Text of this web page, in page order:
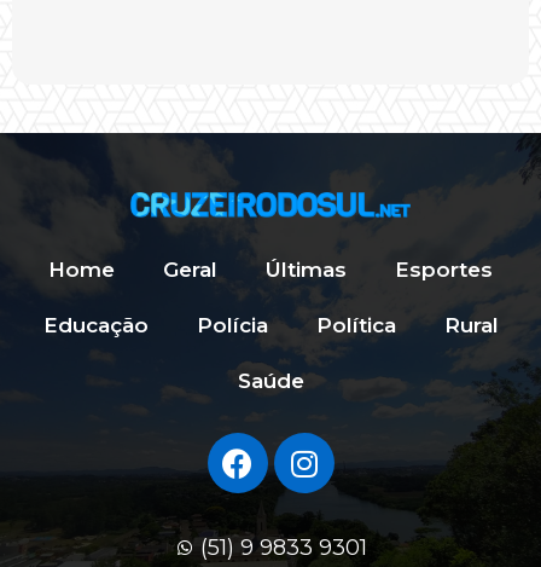
Home Geral Últimas Esportes
Educação Polícia Política Rural
Saúde
(51) 9 9833 9301